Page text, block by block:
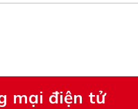
mại điện tử